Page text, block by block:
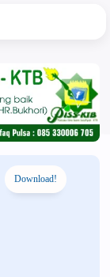
Download!